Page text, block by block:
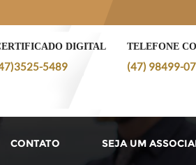
DIGITAL
5489
TELEFONE
(47) 98499-
CONTATO SEJA UM